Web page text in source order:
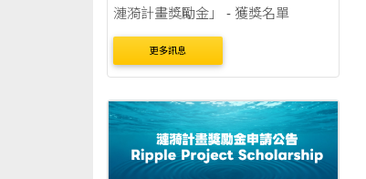
漣漪計畫獎勵金」 - 獲獎名單
更多訊息